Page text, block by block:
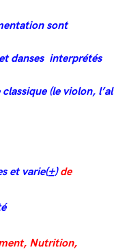
sont
et dansesinterprétés
classique(le violon,
et varie(±)de
Nutrition,